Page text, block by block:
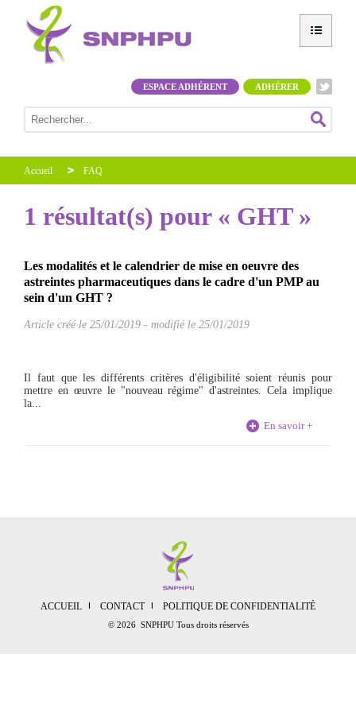
ADHÉRER
ESPACE ADHÉRENT
Accueil FAQ
1 résultat(s) pour « GHT »
Les modalités et le calendrier de mise en oeuvre des
astreintes pharmaceutiques dans le cadre d'un PMP au
sein d'un GHT ?
Article créé le 25/01/2019 - modifié le 25/01/2019
Il faut que les différents critères d'éligibilité soient réunis pour
mettre en œuvre le "nouveau régime" d'astreintes. Cela implique
la...
En savoir +
ACCUEIL CONTACT POLITIQUE DE CONFIDENTIALITÉ
© 2026 SNPHPU Tous droits réservés